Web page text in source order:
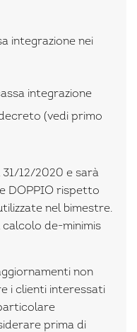
integrazione nei
integrazione
(vedi primo
31/12/2020 e sarà
DOPPIO rispetto
nel bimestre.
de-minimis
non
i clienti interessati
prima di